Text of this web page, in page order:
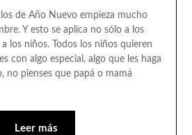
de Año Nuevo empieza mucho
Y esto se aplica no sólo a los
los niños. Todos los niños quieren
con algo especial, algo que les haga
no pienses que papá o mamá
Leer más